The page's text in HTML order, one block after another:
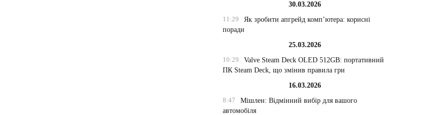
30.03.2026
11:29
Як зробити апгрейд комп’ютера: корисні
поради
25.03.2026
10:29
Valve Steam Deck OLED 512GB: портативний
ПК Steam Deck, що змінив правила гри
16.03.2026
8:47
Мішлен: Відмінний вибір для вашого
автомобіля